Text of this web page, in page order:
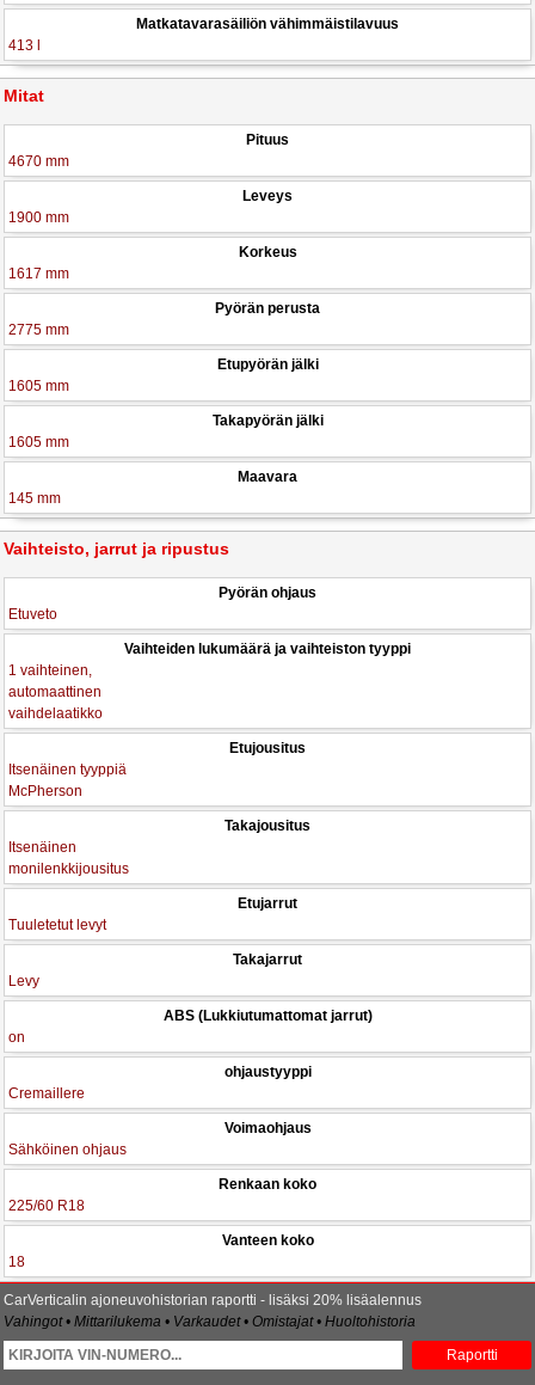
Matkatavarasäiliön vähimmäistilavuus
413 l
Mitat
Pituus
4670 mm
Leveys
1900 mm
Korkeus
1617 mm
Pyörän perusta
2775 mm
Etupyörän jälki
1605 mm
Takapyörän jälki
1605 mm
Maavara
145 mm
Vaihteisto, jarrut ja ripustus
Pyörän ohjaus
Etuveto
Vaihteiden lukumäärä ja vaihteiston tyyppi
1 vaihteinen,
automaattinen
vaihdelaatikko
Etujousitus
Itsenäinen tyyppiä
McPherson
Takajousitus
Itsenäinen
monilenkkijousitus
Etujarrut
Tuuletetut levyt
Takajarrut
Levy
ABS (Lukkiutumattomat jarrut)
on
ohjaustyyppi
Cremaillere
Voimaohjaus
Sähköinen ohjaus
Renkaan koko
225/60 R18
Vanteen koko
18
CarVerticalin ajoneuvohistorian raportti - lisäksi 20% lisäalennus
Vahingot • Mittarilukema • Varkaudet • Omistajat • Huoltohistoria
Raportti